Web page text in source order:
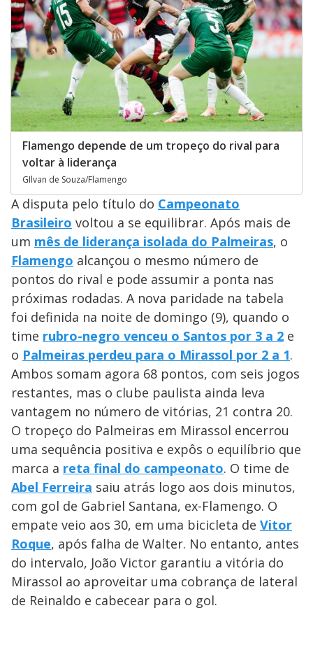
Flamengo depende de um tropeço do rival para
voltar à liderança
GIlvan de Souza/Flamengo
A disputa pelo título do Campeonato
Brasileiro voltou a se equilibrar. Após mais de
um mês de liderança isolada do Palmeiras, o
Flamengo alcançou o mesmo número de
pontos do rival e pode assumir a ponta nas
próximas rodadas. A nova paridade na tabela
foi definida na noite de domingo (9), quando o
time rubro-negro venceu o Santos por 3 a 2 e
o Palmeiras perdeu para o Mirassol por 2 a 1.
Ambos somam agora 68 pontos, com seis jogos
restantes, mas o clube paulista ainda leva
vantagem no número de vitórias, 21 contra 20.
O tropeço do Palmeiras em Mirassol encerrou
uma sequência positiva e expôs o equilíbrio que
marca a reta final do campeonato. O time de
Abel Ferreira saiu atrás logo aos dois minutos,
com gol de Gabriel Santana, ex-Flamengo. O
empate veio aos 30, em uma bicicleta de Vitor
Roque, após falha de Walter. No entanto, antes
do intervalo, João Victor garantiu a vitória do
Mirassol ao aproveitar uma cobrança de lateral
de Reinaldo e cabecear para o gol.